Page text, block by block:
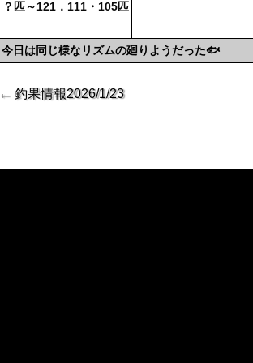
？匹～121．111・105匹
今日は同じ様なリズムの廻りようだった🐟
←釣果情報2026/1/23